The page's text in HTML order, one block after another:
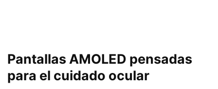
Pantallas AMOLED pensadas
para el cuidado ocular